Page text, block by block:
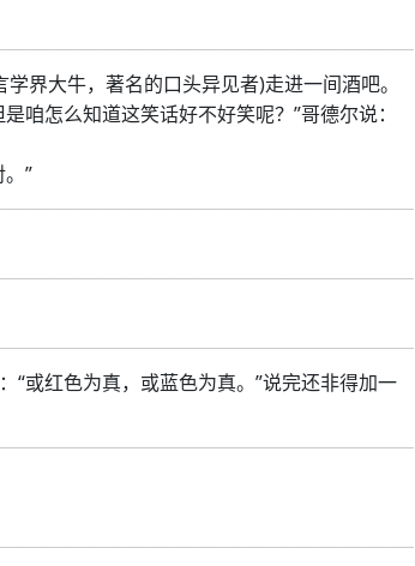
界大牛，著名的口头异见者)走进一间酒吧。
咱怎么知道这笑话好不好笑呢？”哥德尔说：
”
“或红色为真，或蓝色为真。”说完还非得加一